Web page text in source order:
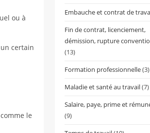
ou à
certain
le
Embauche et contrat de
Fin de contrat, licenciement,
démission, rupture
(13)
Formation professionnelle(3)
Maladie et santé au travail(7)
Salaire, paye, prime et
(9)